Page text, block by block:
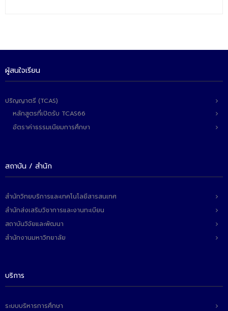
ผู้สนใจเรียน
ปริญญาตรี (TCAS)
หลักสูตรที่เปิดรับ TCAS66
อัตราค่าธรรมเนียมการศึกษา
สถาบัน / สำนัก
สำนักวิทยบริการและเทคโนโลยีสารสนเทศ
สำนักส่งเสริมวิชาการและงานทะเบียน
สถาบันวิจัยและพัฒนา
สำนักงานมหาวิทยาลัย
บริการ
ระบบบริหารการศึกษา